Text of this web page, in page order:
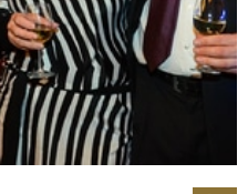
und Anzeigen zu
soziale Medien anbieten
unsere Website zu
wir Informationen zu Ihrer
an unsere Partner für